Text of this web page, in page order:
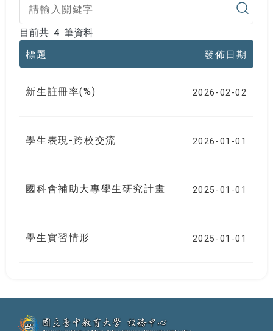
目前共 4 筆資料
目前共 4 筆資料
標題 發佈日期
新生註冊率(%) 2026-02-02
學生表現-跨校交流 2026-01-01
國科會補助大專學生研究計畫 2025-01-01
學生實習情形 2025-01-01